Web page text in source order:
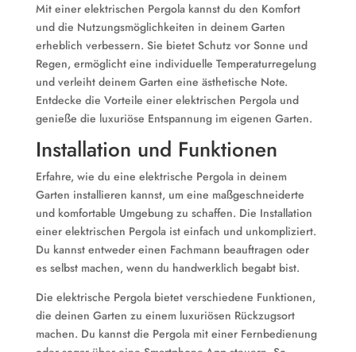
Mit einer elektrischen Pergola kannst du den Komfort
und die Nutzungsmöglichkeiten in deinem Garten
erheblich verbessern. Sie bietet Schutz vor Sonne und
Regen, ermöglicht eine individuelle Temperaturregelung
und verleiht deinem Garten eine ästhetische Note.
Entdecke die Vorteile einer elektrischen Pergola und
genieße die luxuriöse Entspannung im eigenen Garten.
Installation und Funktionen
Erfahre, wie du eine elektrische Pergola in deinem
Garten installieren kannst, um eine maßgeschneiderte
und komfortable Umgebung zu schaffen. Die Installation
einer elektrischen Pergola ist einfach und unkompliziert.
Du kannst entweder einen Fachmann beauftragen oder
es selbst machen, wenn du handwerklich begabt bist.
Die elektrische Pergola bietet verschiedene Funktionen,
die deinen Garten zu einem luxuriösen Rückzugsort
machen. Du kannst die Pergola mit einer Fernbedienung